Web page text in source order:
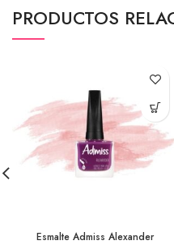
PRODUCTOS
Esmalte Admiss Alexander